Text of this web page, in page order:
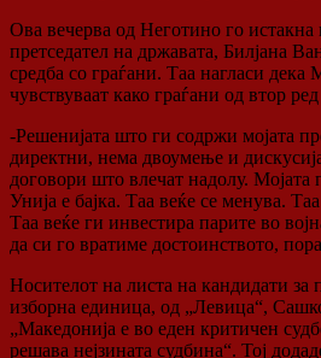
Ова вечерва од Неготино го истакна
претседател на државата, Билјана
средба со граѓани. Таа нагласи дека
чувствуваат како граѓани од втор
-Решенијата што ги содржи мојата
директни, нема двоумење и
договори што влечат надолу. Мојата
Унија е бајка. Таа веќе се менува.
Таа веќе ги инвестира парите во
да си го вратиме достоинството,
Носителот на листа на кандидати за
изборна единица, од „Левица“,
„Македонија е во еден критичен
решава нејзината судбина“. Тој